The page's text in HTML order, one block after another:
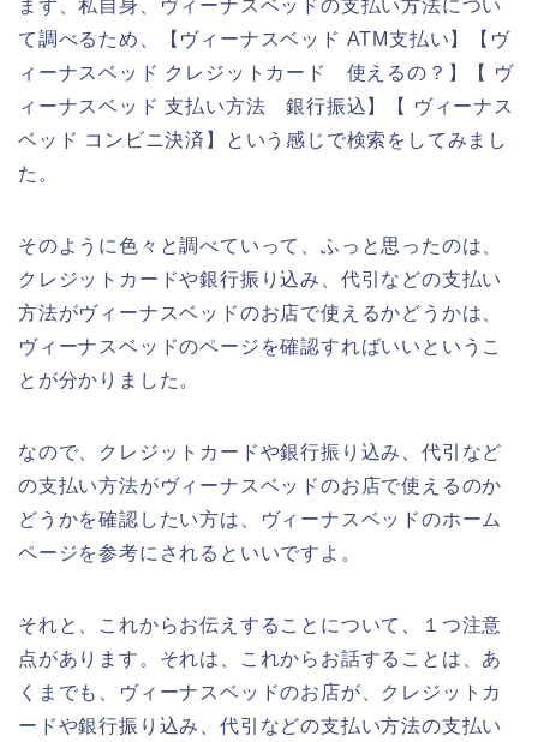
まず、私自身、ヴィーナスベッドの支払い方法につい
て調べるため、【ヴィーナスベッド ATM支払い】【ヴ
ィーナスベッド クレジットカード 使えるの？】【 ヴ
ィーナスベッド 支払い方法 銀行振込】【 ヴィーナス
ベッド コンビニ決済】という感じで検索をしてみまし
た。
そのように色々と調べていって、ふっと思ったのは、
クレジットカードや銀行振り込み、代引などの支払い
方法がヴィーナスベッドのお店で使えるかどうかは、
ヴィーナスベッドのページを確認すればいいというこ
とが分かりました。
なので、クレジットカードや銀行振り込み、代引など
の支払い方法がヴィーナスベッドのお店で使えるのか
どうかを確認したい方は、ヴィーナスベッドのホーム
ページを参考にされるといいですよ。
それと、これからお伝えすることについて、１つ注意
点があります。それは、これからお話することは、あ
くまでも、ヴィーナスベッドのお店が、クレジットカ
ードや銀行振り込み、代引などの支払い方法の支払い